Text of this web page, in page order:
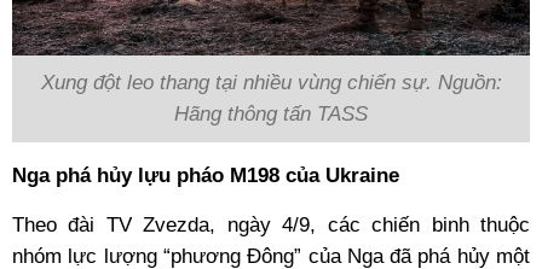
Xung đột leo thang tại nhiều vùng chiến sự. Nguồn:
Hãng thông tấn TASS
Nga phá hủy lựu pháo M198 của Ukraine
Theo đài TV Zvezda, ngày 4/9, các chiến binh thuộc
nhóm lực lượng “phương Đông” của Nga đã phá hủy một